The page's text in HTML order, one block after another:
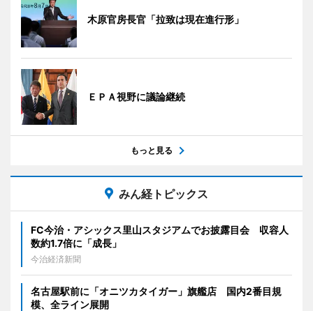
木原官房長官「拉致は現在進行形」
ＥＰＡ視野に議論継続
もっと見る
みん経トピックス
FC今治・アシックス里山スタジアムでお披露目会 収容人
数約1.7倍に「成長」
今治経済新聞
名古屋駅前に「オニツカタイガー」旗艦店 国内2番目規
模、全ライン展開